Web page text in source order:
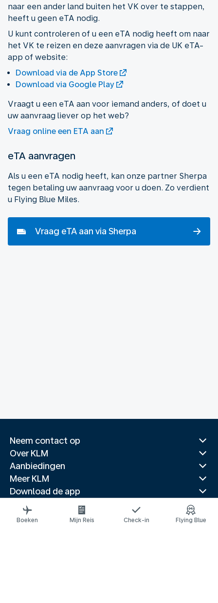
naar een ander land buiten het VK over te stappen,
heeft u geen eTA nodig.
U kunt controleren of u een eTA nodig heeft om naar
het VK te reizen en deze aanvragen via de UK eTA-
app of website:
Download via de App Store
Download via Google Play
Vraagt u een eTA aan voor iemand anders, of doet u
uw aanvraag liever op het web?
Vraag online een ETA aan
eTA aanvragen
Als u een eTA nodig heeft, kan onze partner Sherpa
tegen betaling uw aanvraag voor u doen. Zo verdient
u Flying Blue Miles.
Vraag eTA aan via Sherpa
Neem contact op
Over KLM
Aanbiedingen
Meer KLM
Download de app
Gerelateerde websites
Reisgidsen
Boeken Mijn Reis Check-in Flying Blue